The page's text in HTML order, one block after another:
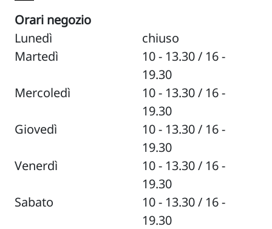
Orari negozio
Lunedì
chiuso
Martedì
10 - 13.30 / 16 -
19.30
Mercoledì
10 - 13.30 / 16 -
19.30
Giovedì
10 - 13.30 / 16 -
19.30
Venerdì
10 - 13.30 / 16 -
19.30
Sabato
10 - 13.30 / 16 -
19.30